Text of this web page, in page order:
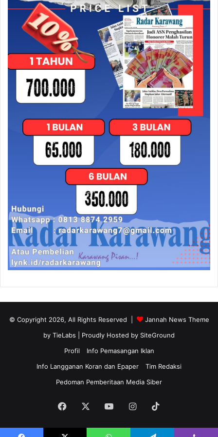
© Copyright 2026, All Rights Reserved |
Jannah News Theme
by TieLabs | Proudly Hosted by SiteGround
Profil
Info Pemasangan Iklan
Info Langganan Koran dan Epaper
Tim Redaksi
Pedoman Pemberitaan Media Siber
Facebook YouTubeInstagram